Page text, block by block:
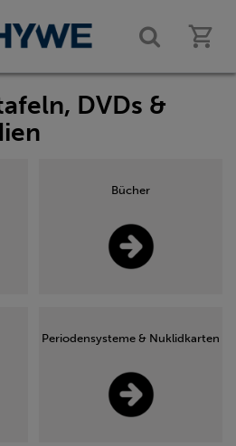
DVDs &
Bücher
Periodensysteme & Nuklidkarten